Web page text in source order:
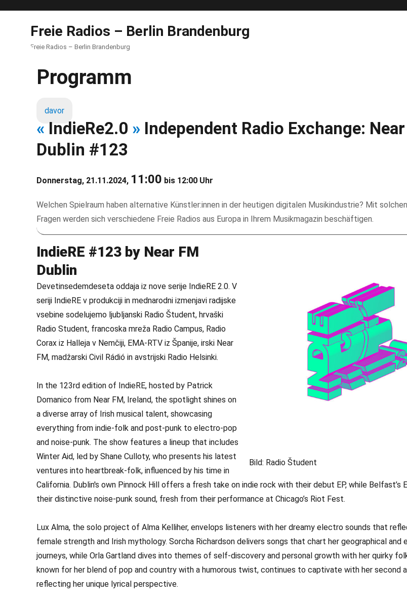
Freie Radios – Berlin Brandenburg
Freie Radios – Berlin Brandenburg
Programm
davor
« IndieRe2.0 » Independent Radio Exchange:
Dublin #123
Donnerstag, 21.11.2024, 11:00 bis 12:00 Uhr
Welchen Spielraum haben alternative Künstler:innen in der heutigen digitalen Musikindustrie? Mit
Fragen werden sich verschiedene Freie Radios aus Europa in Ihrem Musikmagazin beschäftigen.
Bild: Radio Študent
IndieRE #123 by Near FM
Dublin
Devetinsedemdeseta oddaja iz nove serije IndieRE 2.0. V
seriji IndieRE v produkciji in mednarodni izmenjavi radijske
vsebine sodelujemo ljubljanski Radio Študent, hrvaški
Radio Student, francoska mreža Radio Campus, Radio
Corax iz Halleja v Nemčiji, EMA-RTV iz Španije, irski Near
FM, madžarski Civil Rádió in avstrijski Radio Helsinki.
In the 123rd edition of IndieRE, hosted by Patrick
Domanico from Near FM, Ireland, the spotlight shines on
a diverse array of Irish musical talent, showcasing
everything from indie-folk and post-punk to electro-pop
and noise-punk. The show features a lineup that includes
Winter Aid, led by Shane Culloty, who presents his latest
ventures into heartbreak-folk, influenced by his time in
California. Dublin's own Pinnock Hill offers a fresh take on indie rock with their debut EP, while Belfast’s
their distinctive noise-punk sound, fresh from their performance at Chicago’s Riot Fest.
Lux Alma, the solo project of Alma Kelliher, envelops listeners with her dreamy electro sounds that
female strength and Irish mythology. Sorcha Richardson delivers songs that chart her geographical and
journeys, while Orla Gartland dives into themes of self-discovery and personal growth with her quirky
known for her blend of pop and country with a humorous twist, continues to captivate with her second
reflecting her unique lyrical perspective.